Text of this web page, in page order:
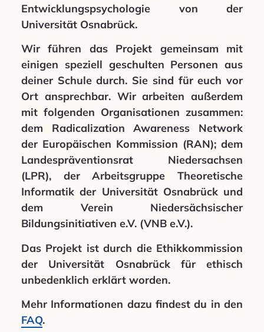
Entwicklungspsychologie von der
Universität Osnabrück.
Wir führen das Projekt gemeinsam mit
einigen speziell geschulten Personen aus
deiner Schule durch. Sie sind für euch vor
Ort ansprechbar. Wir arbeiten außerdem
mit folgenden Organisationen zusammen:
dem Radicalization Awareness Network
der Europäischen Kommission (RAN); dem
Landespräventionsrat Niedersachsen
(LPR), der Arbeitsgruppe Theoretische
Informatik der Universität Osnabrück und
dem Verein Niedersächsischer
Bildungsinitiativen e.V. (VNB e.V.).
Das Projekt ist durch die Ethikkommission
der Universität Osnabrück für ethisch
unbedenklich erklärt worden.
Mehr Informationen dazu findest du in den
FAQ.